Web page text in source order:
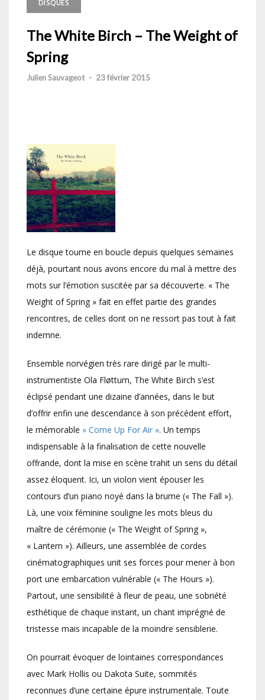
DISQUES
The White Birch – The Weight of
Spring
Julien Sauvageot - 23 février 2015
Le disque tourne en boucle depuis quelques semaines
déjà, pourtant nous avons encore du mal à mettre des
mots sur l’émotion suscitée par sa découverte. « The
Weight of Spring » fait en effet partie des grandes
rencontres, de celles dont on ne ressort pas tout à fait
indemne.
Ensemble norvégien très rare dirigé par le multi-
instrumentiste Ola Fløttum, The White Birch s’est
éclipsé pendant une dizaine d’années, dans le but
d’offrir enfin une descendance à son précédent effort,
le mémorable « Come Up For Air ». Un temps
indispensable à la finalisation de cette nouvelle
offrande, dont la mise en scène trahit un sens du détail
assez éloquent. Ici, un violon vient épouser les
contours d’un piano noyé dans la brume (« The Fall »).
Là, une voix féminine souligne les mots bleus du
maître de cérémonie (« The Weight of Spring »,
« Lantern »). Ailleurs, une assemblée de cordes
cinématographiques unit ses forces pour mener à bon
port une embarcation vulnérable (« The Hours »).
Partout, une sensibilité à fleur de peau, une sobriété
esthétique de chaque instant, un chant imprégné de
tristesse mais incapable de la moindre sensiblerie.
On pourrait évoquer de lointaines correspondances
avec Mark Hollis ou Dakota Suite, sommités
reconnues d’une certaine épure instrumentale. Toute